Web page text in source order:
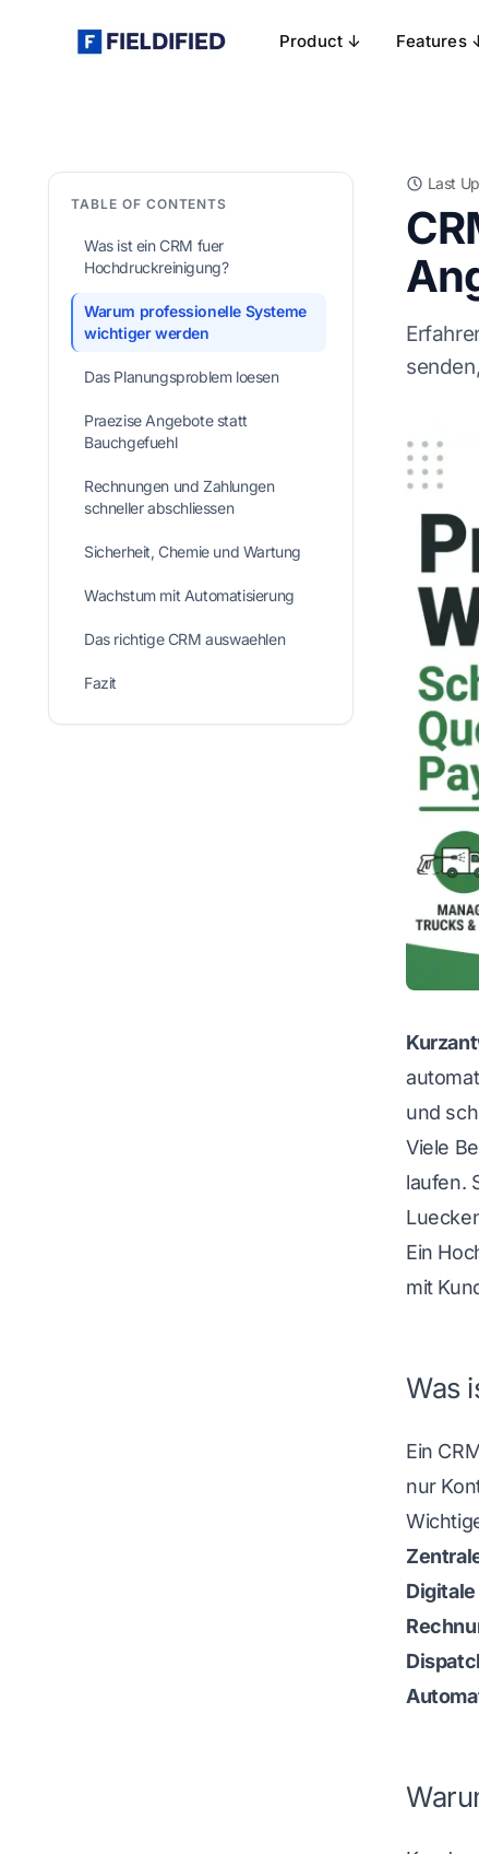
Product ↓ Features
TABLE OF CONTENTS
Was ist ein CRM fuer
Hochdruckreinigung?
Warum professionelle Systeme
wichtiger werden
Das Planungsproblem loesen
Praezise Angebote statt
Bauchgefuehl
Rechnungen und Zahlungen
schneller abschliessen
Sicherheit, Chemie und Wartung
Wachstum mit Automatisierung
Das richtige CRM auswaehlen
Fazit
Last
und
Viele
laufen.
Ein
mit
Was
Ein
nur